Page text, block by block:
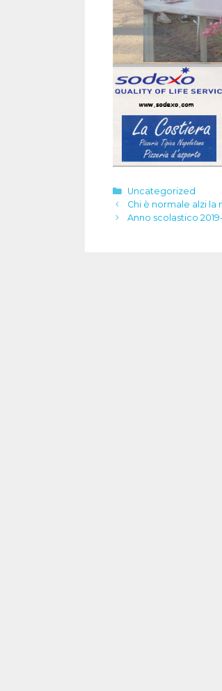
Categorie
Uncategorized
Chi è normale alzi la
Anno scolastico